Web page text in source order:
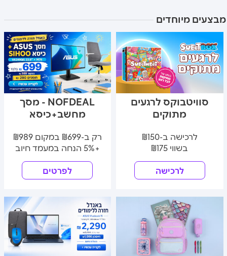
מבצעים מיוחדים
NOFDEAL - מסך
מחשב+כיסא
רק ב-₪699 במקום ₪989
+5% הנחה במעמד חיוב
לפרטים
סוויטבוקס לרגעים
מתוקים
לרכישה ב-₪150
בשווי ₪175
לרכישה